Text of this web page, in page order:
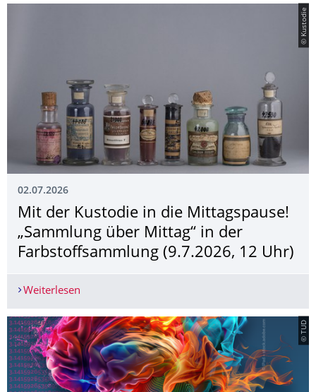
© Kustodie
02.07.2026
Mit der Kustodie in die Mittagspause!
„Sammlung über Mittag“ in der
Farbstoffsammlung (9.7.2026, 12 Uhr)
Weiterlesen
© TUD